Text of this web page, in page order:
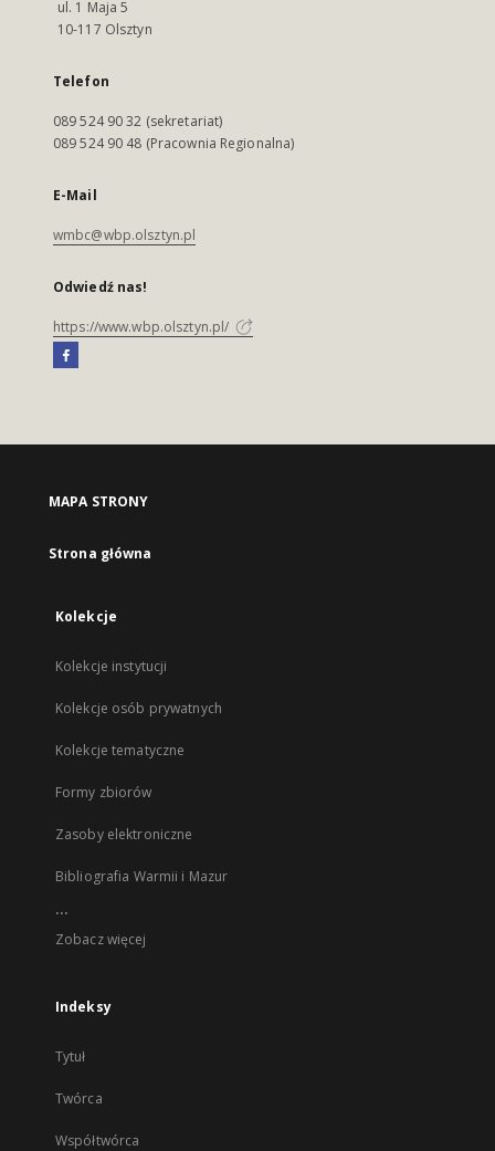
ul. 1 Maja 5
10-117 Olsztyn
Telefon
089 524 90 32 (sekretariat)
089 524 90 48 (Pracownia Regionalna)
E-Mail
wmbc@wbp.olsztyn.pl
Odwiedź nas!
https://www.wbp.olsztyn.pl/
MAPA STRONY
Strona główna
Kolekcje
Kolekcje instytucji
Kolekcje osób prywatnych
Kolekcje tematyczne
Formy zbiorów
Zasoby elektroniczne
Bibliografia Warmii i Mazur
...
Zobacz więcej
Indeksy
Tytuł
Twórca
Współtwórca